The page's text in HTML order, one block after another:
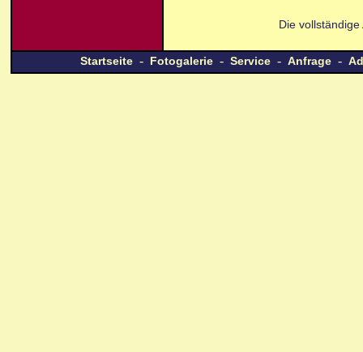
Die
Startseite - Fotogalerie - Service - Anfrage -